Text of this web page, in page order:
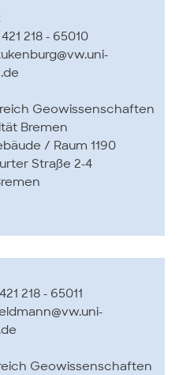
421 218 - 65010
Geowissenschaften
Bremen
/ Raum 1190
Straße 2-4
218 - 65011
Geowissenschaften